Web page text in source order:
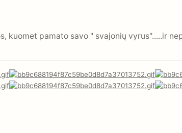
kuomet pamato savo " svajonių vyrus".....ir